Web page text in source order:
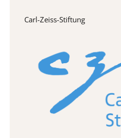
Carl-Zeiss-Stiftung